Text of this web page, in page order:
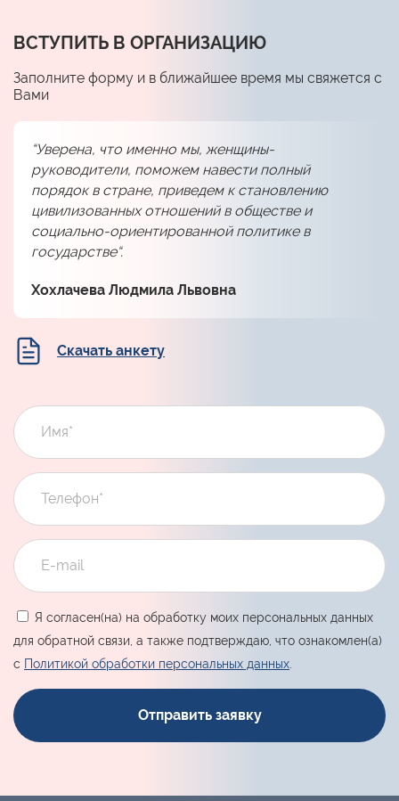
ВСТУПИТЬ В ОРГАНИЗАЦИЮ
Заполните форму и в ближайшее время мы свяжется с
Вами
“Уверена, что именно мы, женщины-
руководители, поможем навести полный
порядок в стране, приведем к становлению
цивилизованных отношений в обществе и
социально-ориентированной политике в
государстве“.
Хохлачева Людмила Львовна
Скачать анкету
Я согласен(на) на обработку моих персональных данных
для обратной связи, а также подтверждаю, что ознакомлен(а)
с Политикой обработки персональных данных